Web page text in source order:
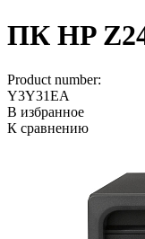
ПК HP
Product number:
Y3Y31EA
В избранное
К сравнению